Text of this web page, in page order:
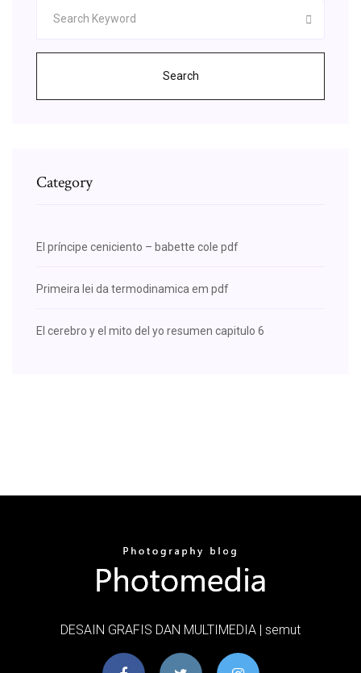
Search
Category
El príncipe ceniciento – babette cole pdf
Primeira lei da termodinamica em pdf
El cerebro y el mito del yo resumen capitulo 6
DESAIN GRAFIS DAN MULTIMEDIA | semut